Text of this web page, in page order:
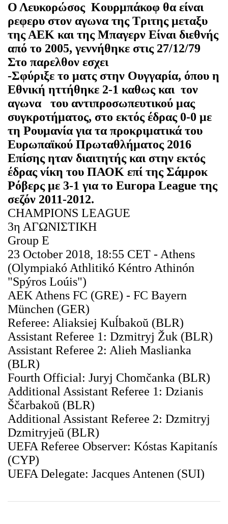
OΛευκορώσος Κουρμπάκοφ θα είναι
ρεφερυ στον αγωνα της Τριτης μεταξυ
της ΑΕΚ και της Μπαγερν Είναι διεθνής
από το 2005, γεννήθηκε στις 27/12/79
Στο παρελθον εσχει
-Σφύριξε το ματς στην Ουγγαρία, όπου η
Εθνική ηττήθηκε 2-1 καθως και τον
αγωνα
του αντιπροσωπευτικού μας
συγκροτήματος, στο εκτός έδρας 0-0 με
τη Ρουμανία για τα προκριματικά του
Ευρωπαϊκού Πρωταθλήματος 2016
Επίσης ηταν διαιτητής και στην εκτός
έδρας νίκη του ΠΑΟΚ επί της Σάμροκ
Ρόβερς με 3-1 για το Europa League της
σεζόν 2011-2012.
CHAMPIONS LEAGUE
3η ΑΓΩΝΙΣΤΙΚΗ
Group E
23 October 2018, 18:55 CET - Athens
(Olympiakó Athlitikó Kéntro Athinón
"Spýros Loúis")
AEK Athens FC (GRE) - FC Bayern
München (GER)
Referee: Aliaksiej Kuĺbakoŭ (BLR)
Assistant Referee 1: Dzmitryj Žuk (BLR)
Assistant Referee 2: Alieh Maslianka
(BLR)
Fourth Official: Juryj Chomčanka (BLR)
Additional Assistant Referee 1: Dzianis
Ščarbakoŭ (BLR)
Additional Assistant Referee 2: Dzmitryj
Dzmitryjeŭ (BLR)
UEFA Referee Observer: Kóstas Kapitanís
(CYP)
UEFA Delegate: Jacques Antenen (SUI)